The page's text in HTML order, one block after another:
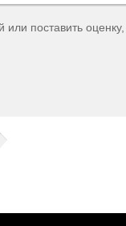
или поставить